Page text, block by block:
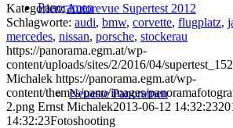
Panoramen
Neueste Panoramen
Kategorien:Autorevue Supertest 2012
Schlagworte: audi, bmw, corvette, flugplatz,
mercedes, nissan, porsche, stockerau
https://panorama.egm.at/wp-
content/uploads/sites/2/2016/04/
Michalek https://panorama.egm.at/wp-
content/themes/pano/images/
2.png Ernst Michalek2013-06-12 14:32:23
14:32:23Fotoshooting